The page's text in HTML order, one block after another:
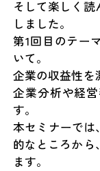
そして楽しく
しました。
第1回目のテー
いて。
企業の収益性を
企業分析や経
す。
本セミナーでは
的なところから
ます。